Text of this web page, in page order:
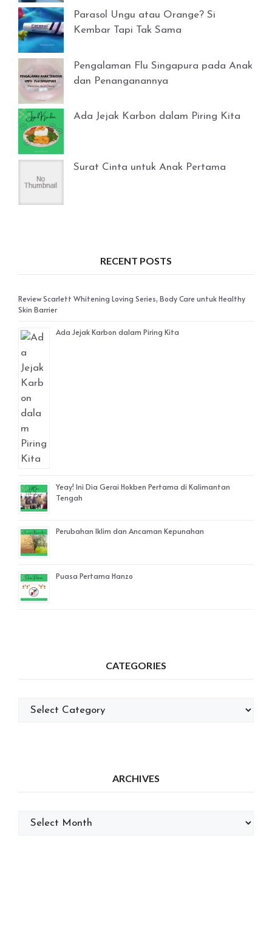
Parasol Ungu atau Orange? Si
Kembar Tapi Tak Sama
Pengalaman Flu Singapura pada Anak
dan Penanganannya
Ada Jejak Karbon dalam Piring Kita
Surat Cinta untuk Anak Pertama
RECENT POSTS
Review Scarlett Whitening Loving Series, Body Care untuk Healthy
Skin Barrier
Ada Jejak Karbon dalam Piring Kita
Yeay! Ini Dia Gerai Hokben Pertama di Kalimantan
Tengah
Perubahan Iklim dan Ancaman Kepunahan
Puasa Pertama Hanzo
CATEGORIES
Categories
ARCHIVES
Archives